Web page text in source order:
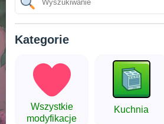
Kategorie
Wszystkie
modyfikacje
Kuchnia